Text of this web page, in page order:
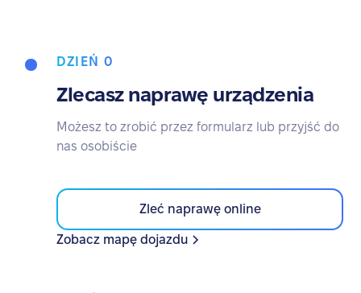
DZIEŃ 0
Zlecasz naprawę urządzenia
Możesz to zrobić przez formularz lub przyjść do
nas osobiście
Zleć naprawę online
Zobacz mapę dojazdu